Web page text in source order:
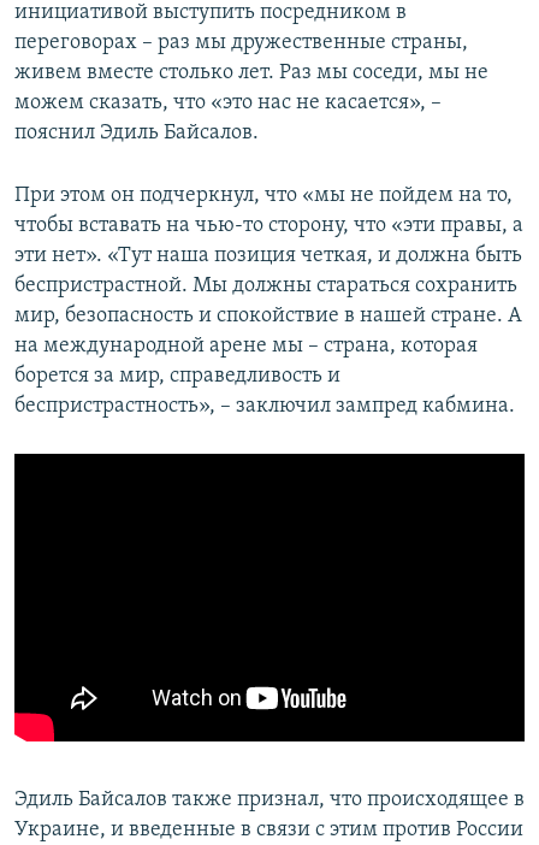
инициативой выступить посредником в
переговорах – раз мы дружественные страны,
живем вместе столько лет. Раз мы соседи, мы не
можем сказать, что «это нас не касается», –
пояснил Эдиль Байсалов.
При этом он подчеркнул, что «мы не пойдем на то,
чтобы вставать на чью-то сторону, что «эти правы, а
эти нет». «Тут наша позиция четкая, и должна быть
беспристрастной. Мы должны стараться сохранить
мир, безопасность и спокойствие в нашей стране. А
на международной арене мы – страна, которая
борется за мир, справедливость и
беспристрастность», – заключил зампред кабмина.
Эдиль Байсалов также признал, что происходящее в
Украине, и введенные в связи с этим против России